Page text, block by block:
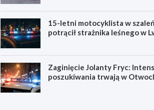
15-letni motocyklista w
potrącił strażnika leśnego w
Zaginięcie Jolanty Fryc:
poszukiwania trwają w